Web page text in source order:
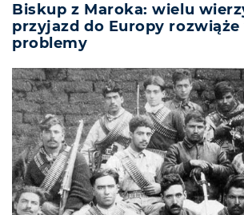
Biskup z Maroka: wielu
przyjazd do Europy
problemy